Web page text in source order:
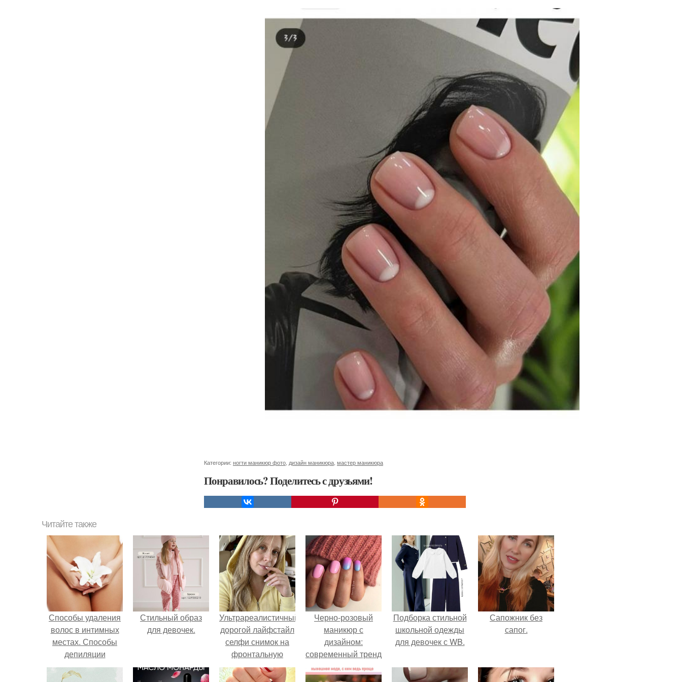
Категории: ногти маникюр фото дизайн маникюра мастер маникюра
Понравилось? Поделитесь с друзьями!
Читайте также
Способы удаления
волос в интимных
местах. Способы
депиляции
интимных зон, их
плюсы и минусы.
Стильный образ
для девочек.
Ультрареалистичный
дорогой лайфстайл
селфи снимок на
фронтальную
камеру.
Черно-розовый
маникюр с
дизайном:
современный тренд
в мире маникюра
Подборка стильной
школьной одежды
для девочек с WB.
Сапожник без
сапог.